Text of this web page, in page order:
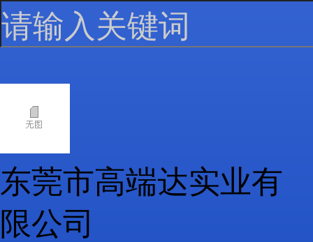
东莞市高端达实业有
限公司